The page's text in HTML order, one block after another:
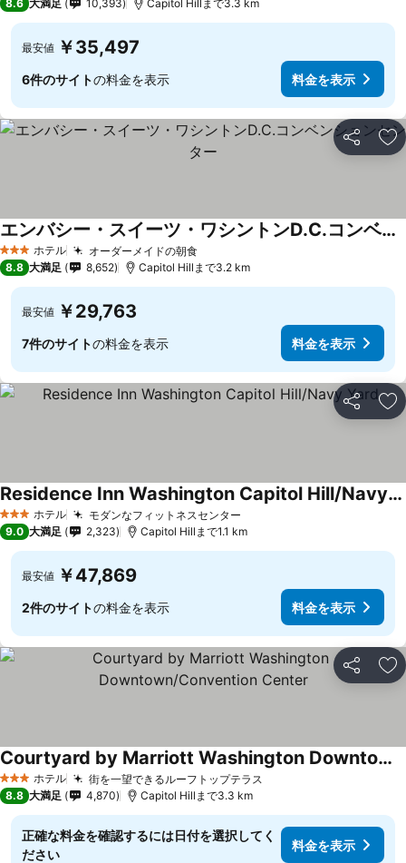
8.6 大満足 10,393 Capitol Hillまで3.3 km
最安値 ￥35,497
6件のサイトの料金を表示 料金を表示
シェア お
3 ホテルのランク
ホテル オーダーメイドの朝食
エンバシー・スイーツ・ワシントンD.C.コンベンションセンター
8.8 大満足 8,652 Capitol Hillまで3.2 km
最安値 ￥29,763
7件のサイトの料金を表示 料金を表示
シェア お
3 ホテルのランク
ホテル モダンなフィットネスセンター
Residence Inn Washington Capitol Hill/Navy Yard
9.0 大満足 2,323 Capitol Hillまで1.1 km
最安値 ￥47,869
2件のサイトの料金を表示 料金を表示
シェア お
3 ホテルのランク
ホテル 街を一望できるルーフトップテラス
Courtyard by Marriott Washington Downtown/Convention Center
8.8 大満足 4,870 Capitol Hillまで3.3 km
正確な料金を確認するには日付を選択してく
ださい
料金を表示